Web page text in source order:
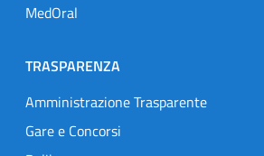
MedOral
TRASPARENZA
Amministrazione Trasparente
Gare e Concorsi